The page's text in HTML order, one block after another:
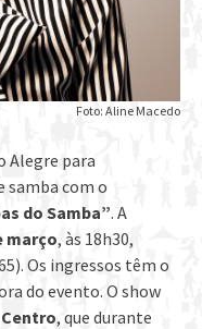
Foto: Aline Macedo
Alegre para
samba com o
do Samba”. A
março, às 18h30,
Os ingressos têm o
do evento. O show
, que durante